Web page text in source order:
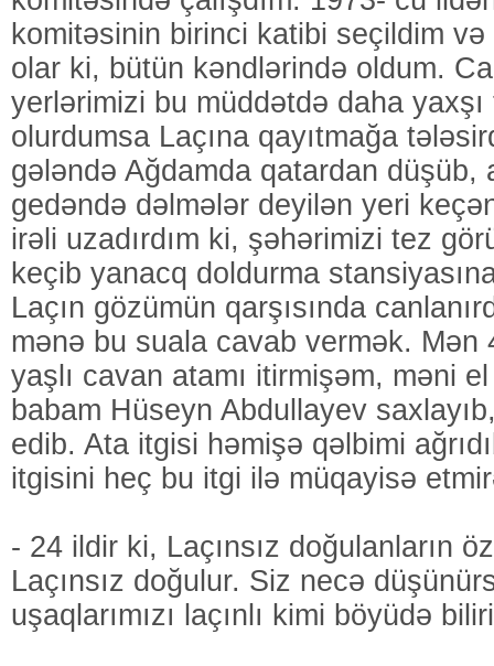
komitəsinin birinci katibi seçildim
olar ki, bütün kəndlərində oldum.
yerlərimizi bu müddətdə daha yaxşı
olurdumsa Laçına qayıtmağa
gələndə Ağdamda qatardan düşüb,
gedəndə dəlmələr deyilən yeri
irəli uzadırdım ki, şəhərimizi tez
keçib yanacq doldurma
Laçın gözümün qarşısında
mənə bu suala cavab vermək. Mən
yaşlı cavan atamı itirmişəm, məni
babam Hüseyn Abdullayev
edib. Ata itgisi həmişə qəlbimi
itgisini heç bu itgi ilə müqayisə
- 24 ildir ki, Laçınsız doğulanların
Laçınsız doğulur. Siz necə
uşaqlarımızı laçınlı kimi böyüdə